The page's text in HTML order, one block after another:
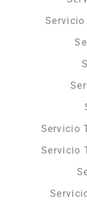
Servicio
Servicio
Servicio